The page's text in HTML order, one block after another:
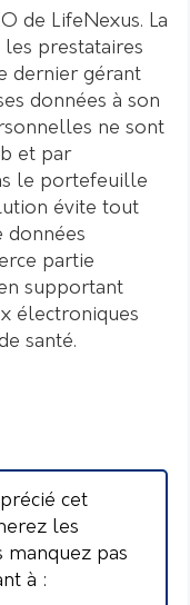
de LifeNexus. La
prestataires
dernier gérant
données à son
ne sont
et par
le portefeuille
évite tout
données
partie
supportant
électroniques
santé.
cet
les
manquez pas
à :